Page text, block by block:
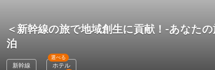
＜新幹線の旅で地域創生に貢献！-あなた
泊
新幹線 ホテル
選べる